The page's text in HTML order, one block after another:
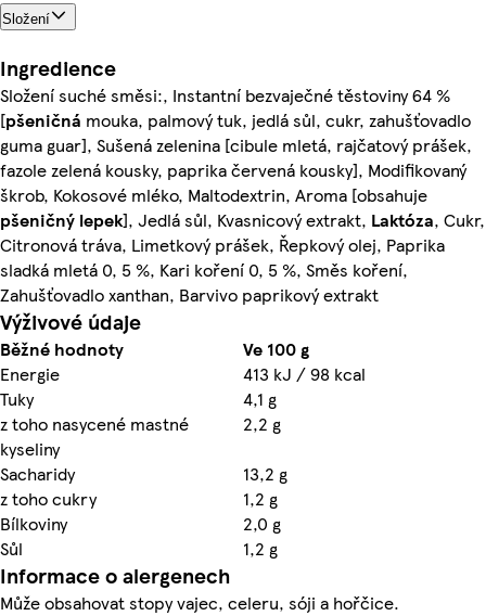
Složení
Ingredience
Složení suché směsi:, Instantní bezvaječné těstoviny 64 %
[pšeničná mouka, palmový tuk, jedlá sůl, cukr, zahušťovadlo
guma guar], Sušená zelenina [cibule mletá, rajčatový prášek,
fazole zelená kousky, paprika červená kousky], Modifikovaný
škrob, Kokosové mléko, Maltodextrin, Aroma [obsahuje
pšeničný lepek], Jedlá sůl, Kvasnicový extrakt, Laktóza, Cukr,
Citronová tráva, Limetkový prášek, Řepkový olej, Paprika
sladká mletá 0, 5 %, Kari koření 0, 5 %, Směs koření,
Zahušťovadlo xanthan, Barvivo paprikový extrakt
Výživové údaje
Běžné hodnoty
Ve 100 g
Energie
413 kJ / 98 kcal
Tuky
4,1 g
z toho nasycené mastné
kyseliny
2,2 g
Sacharidy
13,2 g
z toho cukry
1,2 g
Bílkoviny
2,0 g
Sůl
1,2 g
Informace o alergenech
Může obsahovat stopy vajec, celeru, sóji a hořčice.